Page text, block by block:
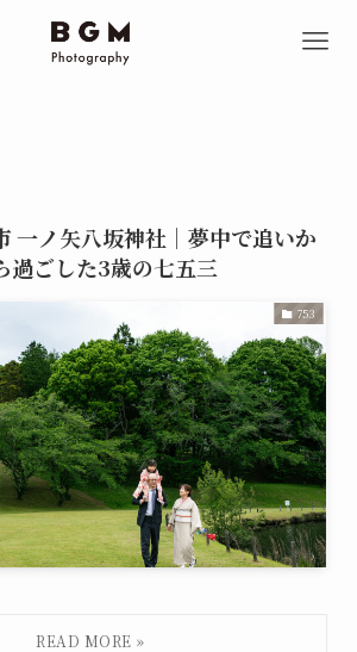
一ノ矢八坂神社｜夢中で追いか
過ごした3歳の七五三
753